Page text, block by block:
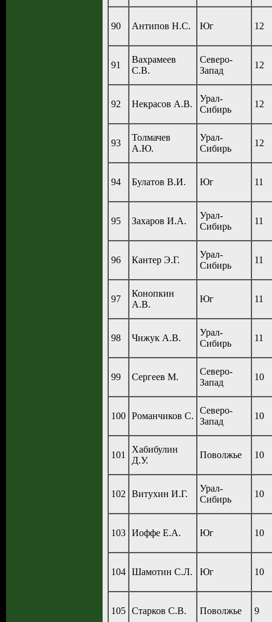
90 Антипов Н.С. Юг 12
91
Вахрамеев
С.В.
Северо-
Запад
12
92 Некрасов А.В.
Урал-
Сибирь
12
93
Толмачев
А.Ю.
Урал-
Сибирь
12
94 Булатов В.И. Юг 11
95 Захаров И.А.
Урал-
Сибирь
11
96 Кантер Э.Г.
Урал-
Сибирь
11
97
Конопкин
А.В.
Юг 11
98 Чижук А.В.
Урал-
Сибирь
11
99 Сергеев М.
Северо-
Запад
10
100 Романчиков С.
Северо-
Запад
10
101
Хабибулин
Д.У.
Поволжье 10
102 Витухин И.Г.
Урал-
Сибирь
10
103 Иоффе Е.А. Юг 10
104 Шамотин С.Л. Юг 10
105 Старков С.В. Поволжье 9